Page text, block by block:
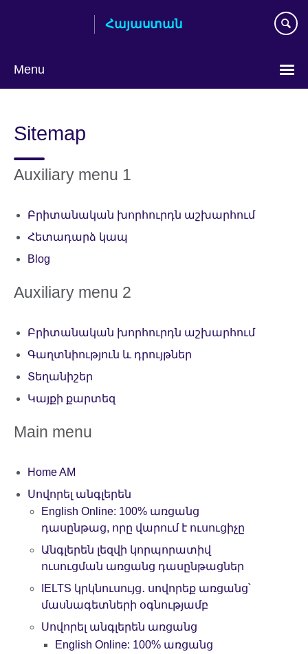
Հայաստան
Menu
language
Sitemap
Auxiliary menu 1
Բրիտանական խորհուրդն աշխարհում
Հետադարձ կապ
Blog
Auxiliary menu 2
Բրիտանական խորհուրդն աշխարհում
Գաղտնիություն և դրույթներ
Տեղանիշեր
Կայքի քարտեզ
Main menu
Home AM
Սովորել անգլերեն
English Online: 100% առցանց
դասընթաց, որը վարում է ուսուցիչը
Անգլերեն լեզվի կորպորատիվ
ուսուցման առցանց դասընթացներ
IELTS կրկնուսույց․ սովորեք առցանց՝
մասնագետների օգնությամբ
Սովորել անգլերեն առցանց
English Online: 100% առցանց